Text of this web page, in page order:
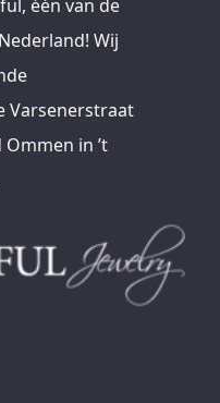
één van de
Wij
Varsenerstraat
in ’t